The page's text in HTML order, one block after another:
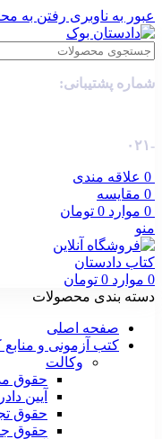
عبور به ناوبری رفتن به
شماره پشتیبانی:
-۰۲۱
0 علاقه مندی
0 مقایسه
0 موارد 0 تومان
منو
0 موارد 0 تومان
دسته بندی محصولات
صفحه اصلی
کتب آزمونی و
وکالت
حقوق
آیین
حقوق
حقوق